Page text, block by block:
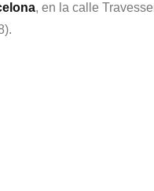
, en la calle